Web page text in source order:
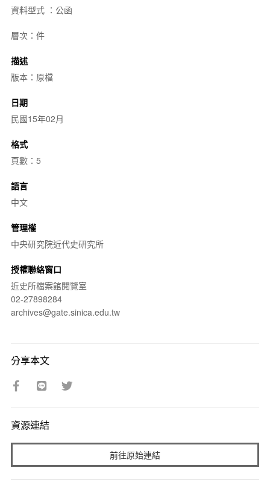
資料型式 ：公函
層次：件
描述
版本：原檔
日期
民國15年02月
格式
頁數：5
語言
中文
管理權
中央研究院近代史研究所
授權聯絡窗口
近史所檔案館閱覽室
02-27898284
archives@gate.sinica.edu.tw
分享本文
資源連結
前往原始連結